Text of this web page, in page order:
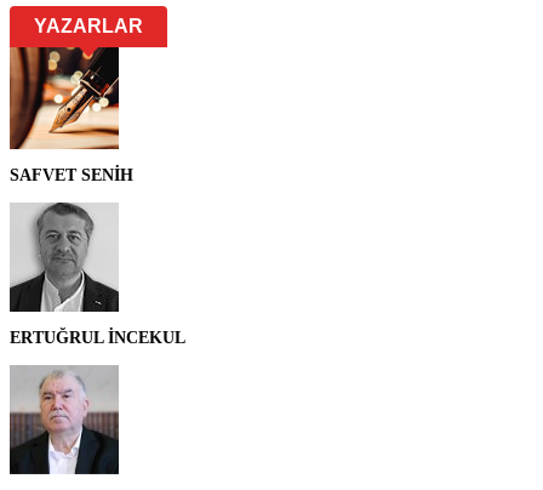
YAZARLAR
SAFVET SENİH
ERTUĞRUL İNCEKUL